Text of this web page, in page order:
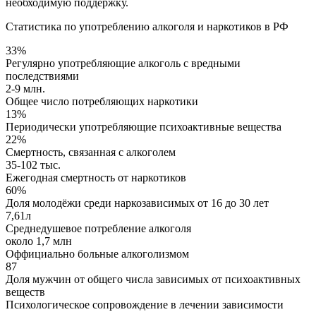
необходимую поддержку.
Статистика по употреблению алкоголя и наркотиков в РФ
33%
Регулярно употребляющие алкоголь с вредными
последствиями
2-9 млн.
Общее число потребляющих наркотики
13%
Периодически употребляющие психоактивные вещества
22%
Смертность, связанная с алкоголем
35-102 тыс.
Ежегодная смертность от наркотиков
60%
Доля молодёжи среди наркозависимых от 16 до 30 лет
7,61л
Среднедушевое потребление алкоголя
около 1,7 млн
Оффициально больные алкоголизмом
87
Доля мужчин от общего числа зависимых от психоактивных
веществ
Психологическое сопровождение в лечении зависимости